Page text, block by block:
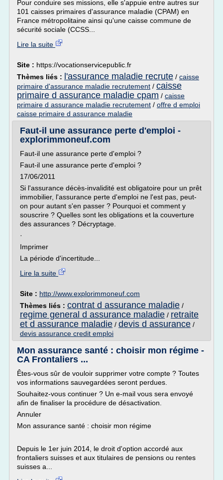
Pour conduire ses missions, elle s'appuie entre autres sur
101 caisses primaires d'assurance maladie (CPAM) en
France métropolitaine ainsi qu'une caisse commune de
sécurité sociale (CCSS...
Lire la suite
Site : https://vocationservicepublic.fr
Thèmes liés :
l'assurance maladie recrute / caisse
primaire d'assurance maladie recrutement / caisse
primaire d assurance maladie cpam / caisse
primaire d assurance maladie recrutement / offre d emploi
caisse primaire d assurance maladie
Faut-il une assurance perte d'emploi -
explorimmoneuf.com
Faut-il une assurance perte d'emploi ?
Faut-il une assurance perte d'emploi ?
17/06/2011
Si l'assurance décès-invalidité est obligatoire pour un prêt
immobilier, l'assurance perte d'emploi ne l'est pas, peut-
on pour autant s'en passer ? Pourquoi et comment y
souscrire ? Quelles sont les obligations et la couverture
des assurances ? Décryptage.
·
Imprimer
La période d'incertitude...
Lire la suite
Site : http://www.explorimmoneuf.com
Thèmes liés : contrat d assurance maladie /
regime general d assurance maladie / retraite
et d assurance maladie / devis d assurance /
devis assurance credit emploi
Mon assurance santé : choisir mon régime -
CA Frontaliers ...
Êtes-vous sûr de vouloir supprimer votre compte ? Toutes
vos informations sauvegardées seront perdues.
Souhaitez-vous continuer ? Un e-mail vous sera envoyé
afin de finaliser la procédure de désactivation.
Annuler
Mon assurance santé : choisir mon régime
Depuis le 1er juin 2014, le droit d'option accordé aux
frontaliers suisses et aux titulaires de pensions ou rentes
suisses a...